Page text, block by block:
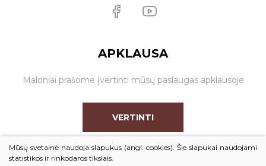
APKLAUSA
Maloniai prašome įvertinti mūsų paslaugas apklausoje
VERTINTI
Mūsų svetainė naudoja slapukus (angl. cookies). Šie slapukai naudojami
statistikos ir rinkodaros tikslais.